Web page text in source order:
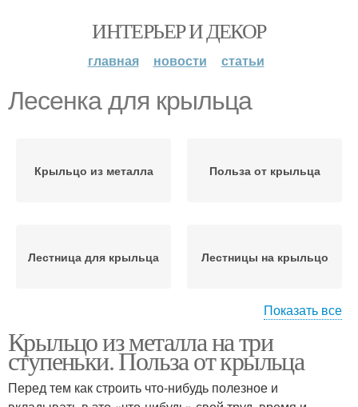
ИНТЕРЬЕР И ДЕКОР
главная новости статьи
Лесенка для крыльца
Крыльцо из металла Польза от крыльца
Лестница для крыльца Лестницы на крыльцо
Лестницы для крыльца Крыльцо к дому
Показать все
Крыльцо из металла на три
ступеньки. Польза от крыльца
Перед тем как строить что-нибудь полезное и